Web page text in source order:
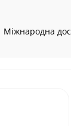
Міжнародна